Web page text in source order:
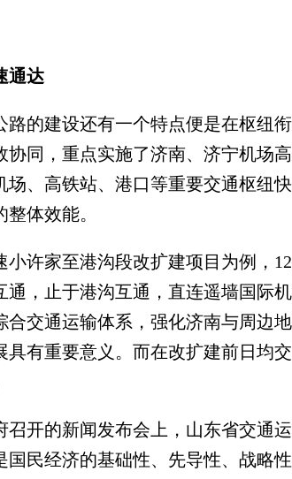
通达
的建设还有一个特点便是在枢纽衔
协同，重点实施了济南、济宁机场
场、高铁站、港口等重要交通枢纽
体效能。
家至港沟段改扩建项目为例，12
通，止于港沟互通，直连遥墙国际
合交通运输体系，强化济南与周边
具有重要意义。而在改扩建前日均
的新闻发布会上，山东省交通运
国民经济的基础性、先导性、战略